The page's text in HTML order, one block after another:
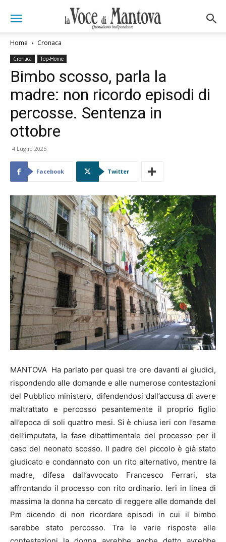
Home Cronaca
Cronaca Top-Home
Bimbo scosso, parla la
madre: non ricordo episodi di
percosse. Sentenza in
ottobre
4 Luglio 2025
Facebook Twitter
MANTOVA Ha parlato per quasi tre ore davanti ai giudici,
rispondendo alle domande e alle numerose contestazioni
del Pubblico ministero, difendendosi dall’accusa di avere
maltrattato e percosso pesantemente il proprio figlio
all’epoca di soli quattro mesi. Si è chiusa ieri con l’esame
dell’imputata, la fase dibattimentale del processo per il
caso del neonato scosso. Il padre del piccolo è già stato
giudicato e condannato con un rito alternativo, mentre la
madre, difesa dall’avvocato Francesco Ferrari, sta
affrontando il processo con rito ordinario. Ieri in linea di
massima la donna ha cercato di reggere alle domande del
Pm dicendo di non ricordare episodi in cui il bimbo
sarebbe stato percosso. Tra le varie risposte alle